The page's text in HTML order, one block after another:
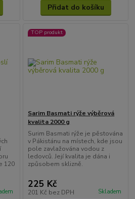
Přidat do košíku
120
TOP produkt
Sarim Basmati rýže výběrová
kvalita 2000 g
Surim Basmati rýže je pěstována
v Pákistánu na místech, kde jsou
pole zavlažována vodou z
ledovců. Její kvalita je dána i
způsobem sklizně.
225 Kč
201 Kč bez DPH Skladem